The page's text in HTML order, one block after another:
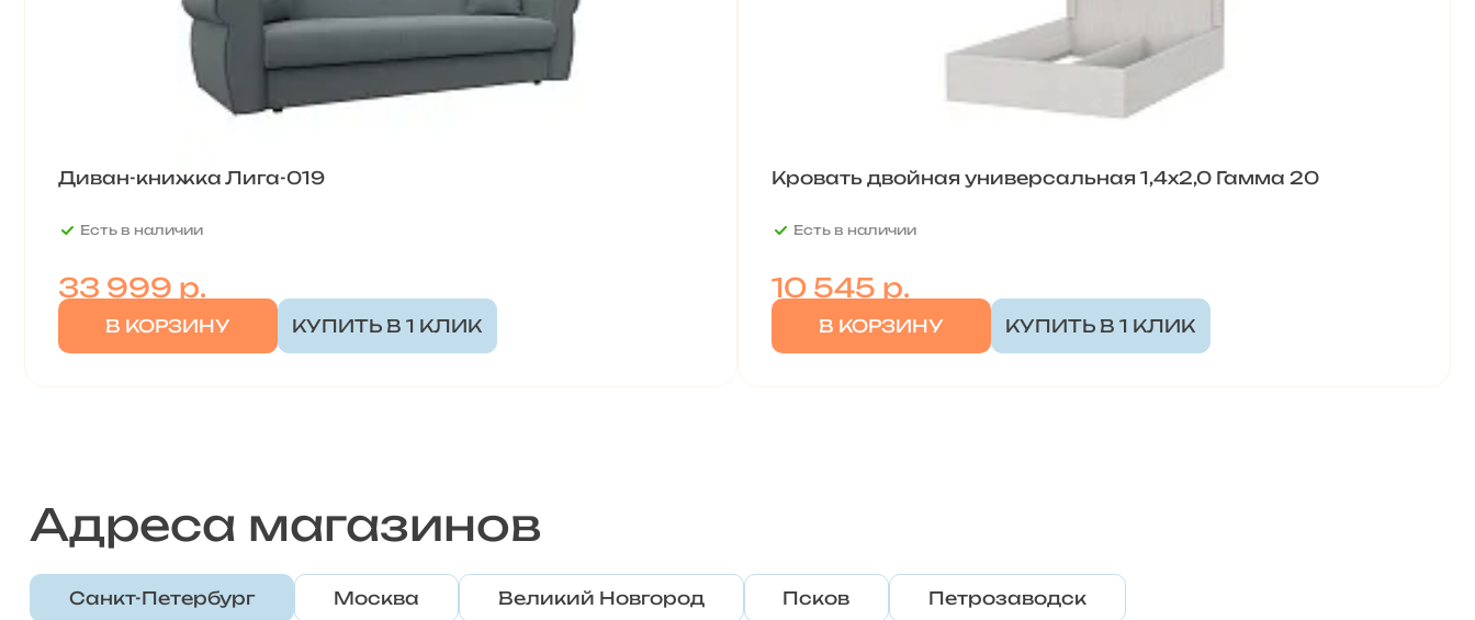
Диван-книжка Лига-019
Есть в наличии
33 999 р.
В КОРЗИНУ КУПИТЬ В 1 КЛИК
Кровать двойная универсальная 1,4х2,0 Гамма 20
Есть в наличии
10 545 р.
В КОРЗИНУ КУПИТЬ В 1 КЛИК
Адреса магазинов
Санкт-Петербург Москва Великий Новгород Псков Петрозаводск